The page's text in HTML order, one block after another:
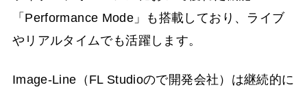
「Performance Mode」も搭載しており、ライブ
やリアルタイムでも活躍します。
Image-Line（FL Studioので開発会社）は継続的に